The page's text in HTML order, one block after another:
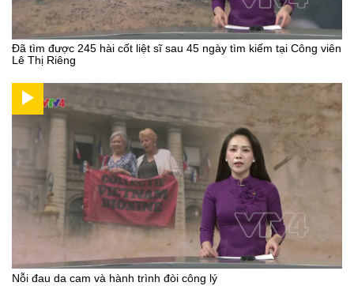
Đã tìm được 245 hài cốt liệt sĩ sau 45 ngày tìm kiếm tại Công viên
Lê Thị Riêng
Nỗi đau da cam và hành trình đòi công lý